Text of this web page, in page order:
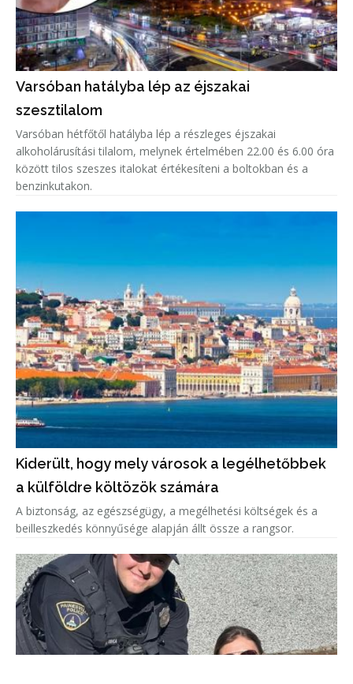
Varsóban hatályba lép az éjszakai
szesztilalom
Varsóban hétfőtől hatályba lép a részleges éjszakai
alkoholárusítási tilalom, melynek értelmében 22.00 és 6.00 óra
között tilos szeszes italokat értékesíteni a boltokban és a
benzinkutakon.
Kiderült, hogy mely városok a legélhetőbbek
a külföldre költözök számára
A biztonság, az egészségügy, a megélhetési költségek és a
beilleszkedés könnyűsége alapján állt össze a rangsor.